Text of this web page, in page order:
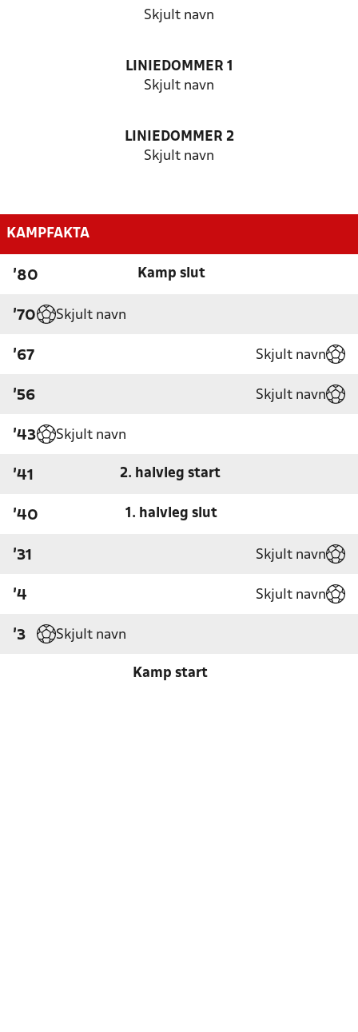
Skjult navn
LINIEDOMMER 1
Skjult navn
LINIEDOMMER 2
Skjult navn
KAMPFAKTA
'80 Kamp slut
'70 Skjult navn
'67 Skjult navn
'56 Skjult navn
'43 Skjult navn
'41 2. halvleg start
'40 1. halvleg slut
'31 Skjult navn
'4 Skjult navn
'3 Skjult navn
Kamp start